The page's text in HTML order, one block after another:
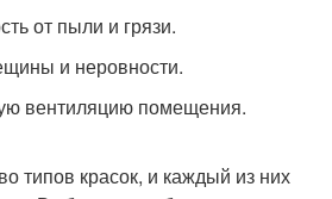
от пыли и грязи.
и неровности.
вентиляцию помещения.
типов красок, и каждый из них